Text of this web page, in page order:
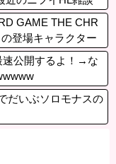
GAME THE CHR
登場キャラクター
」役の瀬戸麻沙美
開！
速公開するよ！→な
だいぶソロモナスの